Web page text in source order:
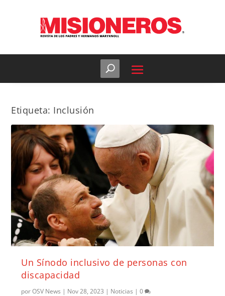
Etiqueta: Inclusión
Un Sínodo inclusivo de personas con
discapacidad
porOSV News | Nov 28, 2023 | Noticias |0